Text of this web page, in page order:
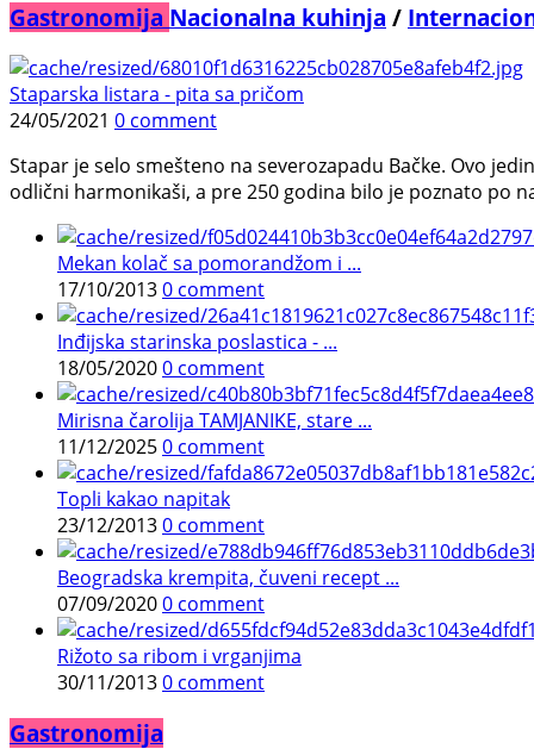
Gastronomija Nacionalna kuhinja /
Staparska listara - pita sa pričom
24/05/2021 0 comment
Stapar je selo smešteno na severozapadu Bačke. Ovo
odlični harmonikaši, a pre 250 godina bilo je poznato po
Mekan kolač sa pomorandžom i ...
17/10/20130 comment
Inđijska starinska poslastica - ...
18/05/20200 comment
Mirisna čarolija TAMJANIKE, stare ...
11/12/20250 comment
Topli kakao napitak
23/12/20130 comment
Beogradska krempita, čuveni recept ...
07/09/20200 comment
Rižoto sa ribom i vrganjima
30/11/20130 comment
Gastronomija